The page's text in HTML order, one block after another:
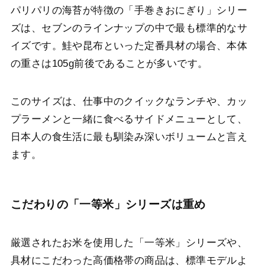
パリパリの海苔が特徴の「手巻きおにぎり」シリー
ズは、セブンのラインナップの中で最も標準的なサ
イズです。鮭や昆布といった定番具材の場合、本体
の重さは105g前後であることが多いです。
このサイズは、仕事中のクイックなランチや、カッ
プラーメンと一緒に食べるサイドメニューとして、
日本人の食生活に最も馴染み深いボリュームと言え
ます。
こだわりの「一等米」シリーズは重め
厳選されたお米を使用した「一等米」シリーズや、
具材にこだわった高価格帯の商品は、標準モデルよ